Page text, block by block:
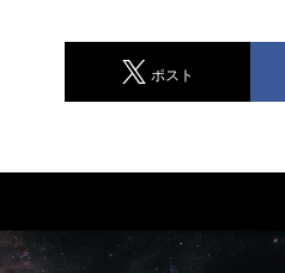
ポスト